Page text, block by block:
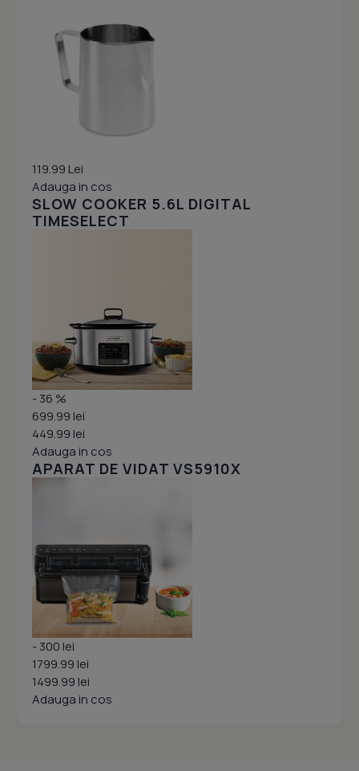
119.99 Lei
Adauga in cos
SLOW COOKER 5.6L DIGITAL
TIMESELECT
- 36 %
699.99 lei
449.99 lei
Adauga in cos
APARAT DE VIDAT VS5910X
- 300 lei
1799.99 lei
1499.99 lei
Adauga in cos